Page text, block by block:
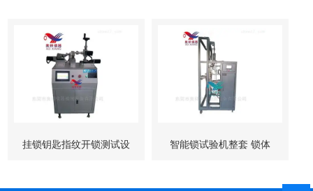
挂锁钥匙指纹开锁测试设 智能锁试验机整套 锁体